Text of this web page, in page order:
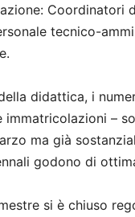
Coordinatori
tecnico-
didattica, i
immatricolazioni –
ma già
godono di
si è chiuso